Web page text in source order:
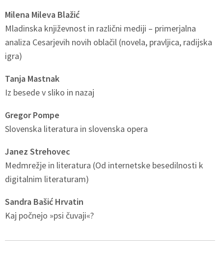
Milena Mileva Blažić
Mladinska književnost in različni mediji – primerjalna
analiza Cesarjevih novih oblačil (novela, pravljica, radijska
igra)
Tanja Mastnak
Iz besede v sliko in nazaj
Gregor Pompe
Slovenska literatura in slovenska opera
Janez Strehovec
Medmrežje in literatura (Od internetske besedilnosti k
digitalnim literaturam)
Sandra Bašić Hrvatin
Kaj počnejo »psi čuvaji«?